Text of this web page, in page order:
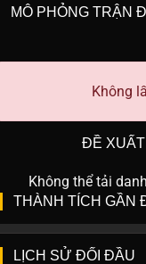
MÔ PHỎNG TRẬN
Không
ĐỀ
Không thể tải
THÀNH TÍCH GẦN
LỊCH SỬ ĐỐI ĐẦU